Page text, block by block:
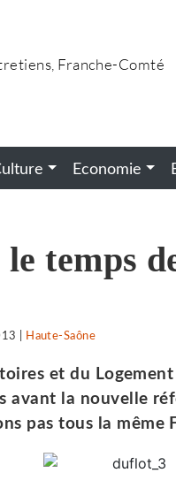
Franche-Comté
Economie
temps
Haute-Saône
et du
avant la nouvelle
pas tous la même